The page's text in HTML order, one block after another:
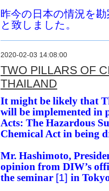
昨今の日本の情況を
と致しました。
2020-02-03 14:08:00
TWO PILLARS OF
THAILAND
It might be likely that
will be implemented in
Acts: The Hazardous
Chemical Act in being
Mr. Hashimoto,
opinion from DIW’s
the seminar [1] in